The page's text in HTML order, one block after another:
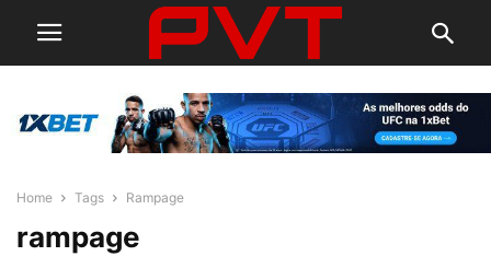
Home Tags Rampage
rampage